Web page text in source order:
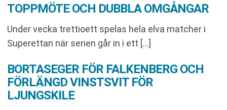
TOPPMÖTE OCH DUBBLA OMGÅNGAR
Under vecka trettioett spelas hela elva matcher i
Superettan när serien går in i ett […]
BORTASEGER FÖR FALKENBERG OCH
FÖRLÄNGD VINSTSVIT FÖR
LJUNGSKILE